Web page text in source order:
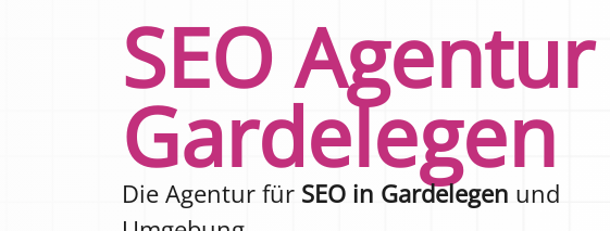
SEO Agentur
Gardelegen
Die Agentur für SEO in Gardelegen und